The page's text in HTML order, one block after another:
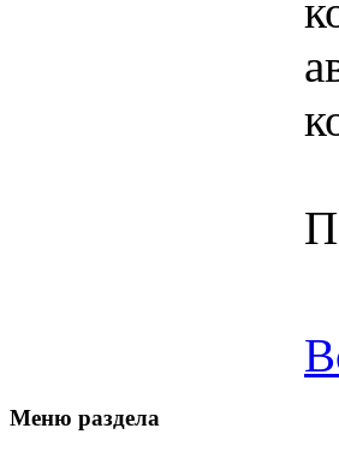
Меню раздела